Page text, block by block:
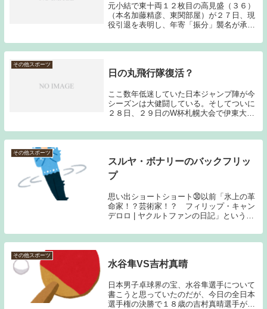
元小結で東十両１２枚目の高見盛（３６）
（本名加藤精彦、東関部屋）が２７日、現
役引退を表明し、年寄「振分」襲名が承認
ことはほとんどなくなったのだが、小さい
頃は祖母の影響で毎場所テレビ観戦をして
その他スポーツ
日の丸飛行隊復活？
ここ数年低迷していた日本ジャンプ陣が今
シーズンは大健闘している。そしてついに
２８日、２９日のW杯札幌大会で伊東大貴
優勝ということでまだまだ評価できない。
という人もいるかもしれないが、今シーズ
その他スポーツ
スルヤ・ボナリーのバックフリッ
プ
思い出ショートショート㉚以前「氷上の革
命家！？芸術家！？ フィリップ・キャン
デロロ | ヤクルトファンの日記」という記
ィギュアスケーター、キャンデロロと同じ
フランス代表で異彩を放っていたのが、ス
その他スポーツ
水谷隼VS吉村真晴
日本男子卓球界の宝、水谷隼選手について
書こうと思っていたのだが、今日の全日本
選手権の決勝で１８歳の吉村真晴選手が大